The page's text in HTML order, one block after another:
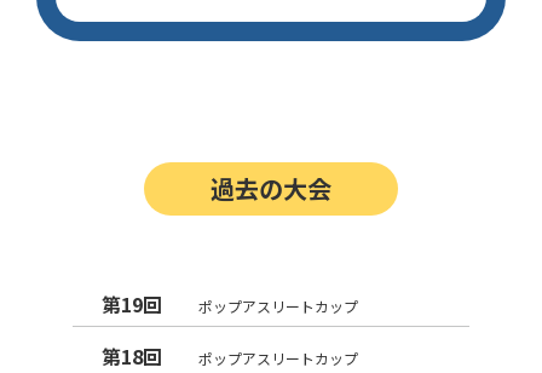
過去の大会
第19回 ポップアスリートカップ
第18回 ポップアスリートカップ